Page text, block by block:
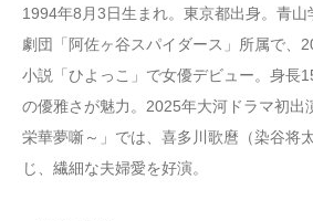
1994年8月3日生まれ。東京都出身。青山
劇団「阿佐ヶ谷スパイダース」所属で、
小説「ひよっこ」で女優デビュー。身長
の優雅さが魅力。2025年大河ドラマ初出
栄華夢噺～」では、喜多川歌麿（染谷将
じ、繊細な夫婦愛を好演。